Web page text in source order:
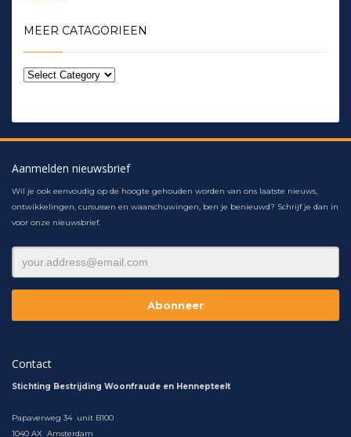
MEER CATAGORIEEN
Aanmelden nieuwsbrief
Wil je ook eenvoudig op de hoogte gehouden worden van ons laatste nieuws,
ontwikkelingen, cursussen en waarschuwingen, ben je benieuwd? Schrijf je dan in
voor onze nieuwsbrief.
Contact
Stichting Bestrijding Woonfraude en Hennepteelt
Papaverweg 34 unit B100
1040 AX Amsterdam